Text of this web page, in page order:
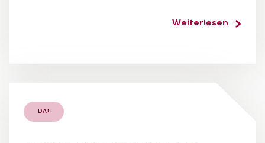
Weiterlesen
DA+